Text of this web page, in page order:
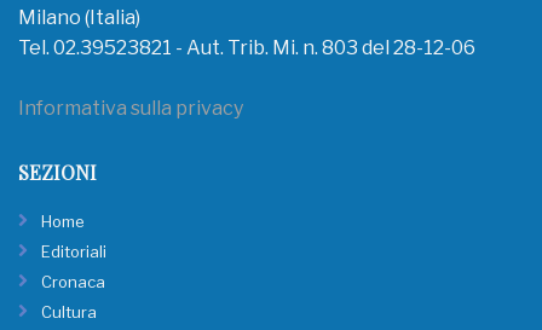
Milano (Italia)
Tel. 02.39523821 - Aut. Trib. Mi. n. 803 del 28-12-06
Informativa sulla privacy
SEZIONI
Home
Editoriali
Cronaca
Cultura